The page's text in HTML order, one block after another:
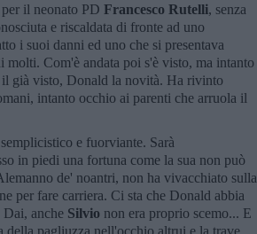
il neonato PD Francesco Rutelli, senza
e riscaldata di fronte ad uno
i suoi danni ed uno che si presentava
Com'è andata poi s'è visto, ma intanto
già visto, Donald la novità. Ha rivinto
intanto occhio ai parenti che arruola il
e fuorviante. Sarà
in piedi una fortuna come la sua non può
de' noantri, non ha vivacchiato sulla
per fare carriera. Ci sta che Donald abbia
Dai, anche Silvio non era proprio scemo... E
della pagliuzza nell'occhio altrui e la trave